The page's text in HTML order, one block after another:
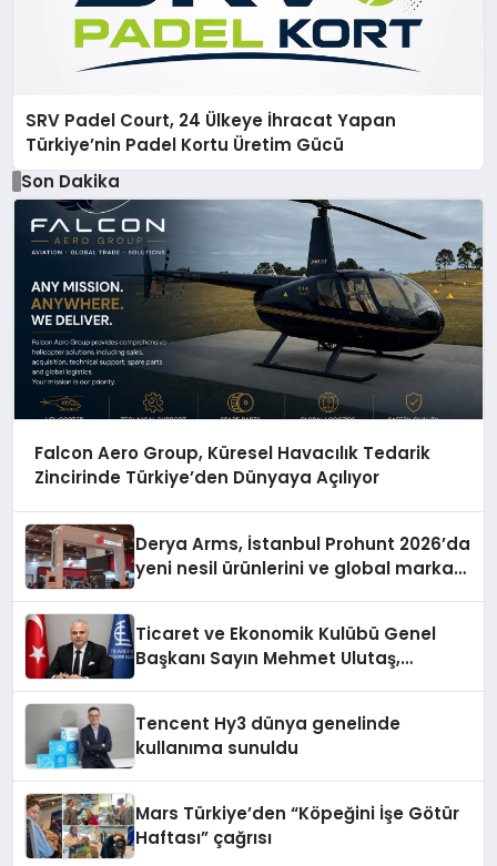
SRV Padel Court, 24 Ülkeye İhracat Yapan
Türkiye’nin Padel Kortu Üretim Gücü
Son Dakika
Falcon Aero Group, Küresel Havacılık Tedarik
Zincirinde Türkiye’den Dünyaya Açılıyor
Derya Arms, İstanbul Prohunt 2026’da
yeni nesil ürünlerini ve global marka
Ticaret ve Ekonomik Kulübü Genel
Başkanı Sayın Mehmet Ulutaş,
Tencent Hy3 dünya genelinde
kullanıma sunuldu
Mars Türkiye’den “Köpeğini İşe Götür
Haftası” çağrısı